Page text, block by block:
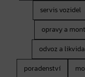
servis vozidel
opravy a
odvoz a
poradenství